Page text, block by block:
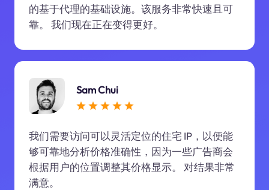
的基于代理的基础设施。该服务非常快速且可
靠。 我们现在正在变得更好。
Sam Chui
我们需要访问可以灵活定位的住宅 IP，以便能
够可靠地分析价格准确性，因为一些广告商会
根据用户的位置调整其价格显示。 对结果非常
满意。